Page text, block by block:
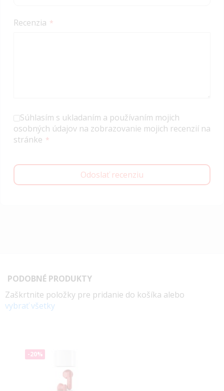
Recenzia
Súhlasím s ukladaním a používaním mojich
osobných údajov na zobrazovanie mojich recenzií na
stránke
Odoslať recenziu
PODOBNÉ PRODUKTY
Zaškrtnite položky pre pridanie do košíka alebo
vybrať všetky
-20%